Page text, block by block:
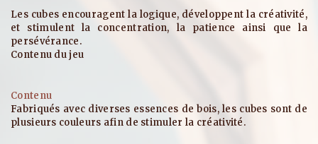
Les cubes encouragent la logique, développent la créativité,
et stimulent la concentration, la patience ainsi que la
persévérance.
Contenu du jeu
Fabriqués avec diverses essences de bois, les cubes sont de
plusieurs couleurs afin de stimuler la créativité.